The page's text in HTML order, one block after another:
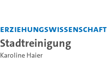
Erziehungswissenschaft
Stadtreinigung
Karoline Haier